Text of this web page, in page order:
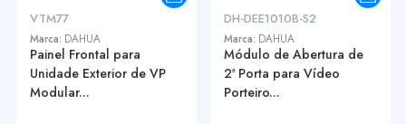
VTM77
Marca: DAHUA
Painel Frontal para
Unidade Exterior de VP
Modular...
DH-DEE1010B-S2
Marca: DAHUA
Módulo de Abertura de
2ª Porta para Vídeo
Porteiro...